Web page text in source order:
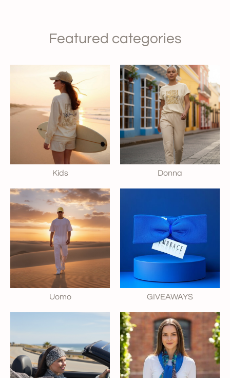
Featured categories
Kids Donna
Uomo GIVEAWAYS